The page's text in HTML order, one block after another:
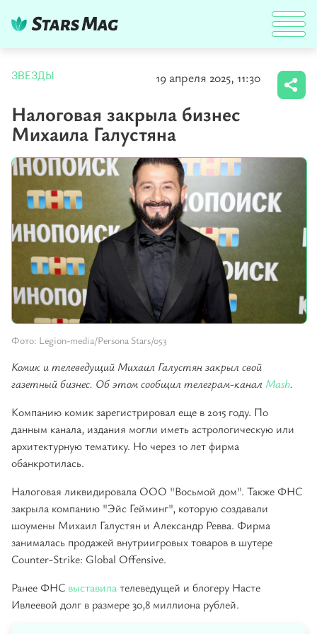
ЗВЕЗДЫ 19 апреля 2025, 11:30
Налоговая закрыла бизнес
Михаила Галустяна
Фото: Legion-media/Persona Stars/053
Комик и телеведущий Михаил Галустян закрыл свой
газетный бизнес. Об этом сообщил телеграм-канал Mash.
Компанию комик зарегистрировал еще в 2015 году. По
данным канала, издания могли иметь астрологическую или
архитектурную тематику. Но через 10 лет фирма
обанкротилась.
Налоговая ликвидировала ООО "Восьмой дом". Также ФНС
закрыла компанию "Эйс Гейминг", которую создавали
шоумены Михаил Галустян и Александр Ревва. Фирма
занималась продажей внутриигровых товаров в шутере
Counter-Strike: Global Offensive.
Ранее ФНС выставилателеведущей и блогеру Насте
Ивлеевой долг в размере 30,8 миллиона рублей.